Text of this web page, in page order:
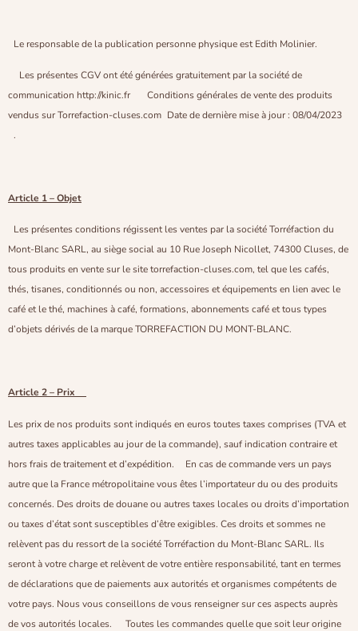
Le responsable de la publication personne physique est Edith Molinier.
Les présentes CGV ont été générées gratuitement par la société de
communication http://kinic.fr Conditions générales de vente des produits
vendus sur Torrefaction-cluses.com Date de dernière mise à jour : 08/04/2023
.
Article 1 – Objet
Les présentes conditions régissent les ventes par la société Torréfaction du
Mont-Blanc SARL, au siège social au 10 Rue Joseph Nicollet, 74300 Cluses, de
tous produits en vente sur le site torrefaction-cluses.com, tel que les cafés,
thés, tisanes, conditionnés ou non, accessoires et équipements en lien avec le
café et le thé, machines à café, formations, abonnements café et tous types
d’objets dérivés de la marque TORREFACTION DU MONT-BLANC.
Article 2 – Prix
Les prix de nos produits sont indiqués en euros toutes taxes comprises (TVA et
autres taxes applicables au jour de la commande), sauf indication contraire et
hors frais de traitement et d’expédition. En cas de commande vers un pays
autre que la France métropolitaine vous êtes l’importateur du ou des produits
concernés. Des droits de douane ou autres taxes locales ou droits d’importation
ou taxes d’état sont susceptibles d’être exigibles. Ces droits et sommes ne
relèvent pas du ressort de la société Torréfaction du Mont-Blanc SARL. Ils
seront à votre charge et relèvent de votre entière responsabilité, tant en termes
de déclarations que de paiements aux autorités et organismes compétents de
votre pays. Nous vous conseillons de vous renseigner sur ces aspects auprès
de vos autorités locales. Toutes les commandes quelle que soit leur origine